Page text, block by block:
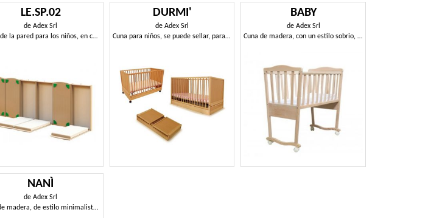
LE.SP.02
deAdex Srl
Cama de la pared para los niños, en contrachapado de abedul
DURMI'
deAdex Srl
Cuna para niños, se puede sellar, para habitaciones de niños
BABY
de Adex Srl
Cuna de madera, con un estilo sobrio, para viveros
NANÌ
deAdex Srl
Cuna de madera, de estilo minimalista, la caída de los lados